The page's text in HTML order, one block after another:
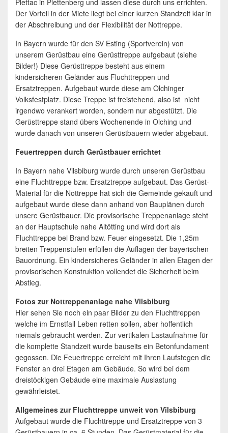
Plettac in Plettenberg und lassen diese durch uns errichten.
Der Vorteil in der Miete liegt bei einer kurzen Standzeit klar in
der Abschreibung und der Flexibilität der Nottreppe.
In Bayern wurde für den SV Esting (Sportverein) von
unserem Gerüstbau eine Gerüsttreppe aufgebaut (siehe
Bilder!) Diese Gerüsttreppe besteht aus einem
kindersicheren Geländer aus Fluchttreppen und
Ersatztreppen. Aufgebaut wurde diese am Olchinger
Volksfestplatz. Diese Treppe ist freistehend, also ist nicht
irgendwo verankert worden, sondern nur abgestützt. Die
Gerüsttreppe stand übers Wochenende in Olching und
wurde danach von unseren Gerüstbauern wieder abgebaut.
Feuertreppen durch Gerüstbauer errichtet
In Bayern nahe Vilsbiburg wurde durch unseren Gerüstbau
eine Fluchttreppe bzw. Ersatztreppe aufgebaut. Das Gerüst-
Material für die Nottreppe hat sich die Gemeinde gekauft und
aufgebaut wurde diese dann anhand von Bauplänen durch
unsere Gerüstbauer. Die provisorische Treppenanlage steht
an der Hauptschule nahe Altötting und wird dort als
Fluchttreppe bei Brand bzw. Feuer eingesetzt. Die 1,25m
breiten Treppenstufen erfüllen die Auflagen der bayerischen
Bauordnung. Ein kindersicheres Geländer in allen Etagen der
provisorischen Konstruktion vollendet die Sicherheit beim
Abstieg.
Fotos zur Nottreppenanlage nahe Vilsbiburg
Hier sehen Sie noch ein paar Bilder zu den Fluchttreppen
welche im Ernstfall Leben retten sollen, aber hoffentlich
niemals gebraucht werden. Zur vertikalen Lastaufnahme für
die komplette Standzeit wurde bauseits ein Betonfundament
gegossen. Die Feuertreppe erreicht mit Ihren Laufstegen die
Fenster an drei Etagen am Gebäude. So wird bei dem
dreistöckigen Gebäude eine maximale Auslastung
gewährleistet.
Allgemeines zur Fluchttreppe unweit von Vilsbiburg
Aufgebaut wurde die Fluchttreppe und Ersatztreppe von 3